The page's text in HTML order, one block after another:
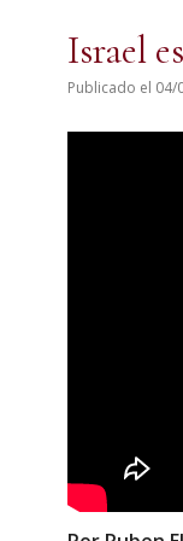
Israel
Publicado el 04/